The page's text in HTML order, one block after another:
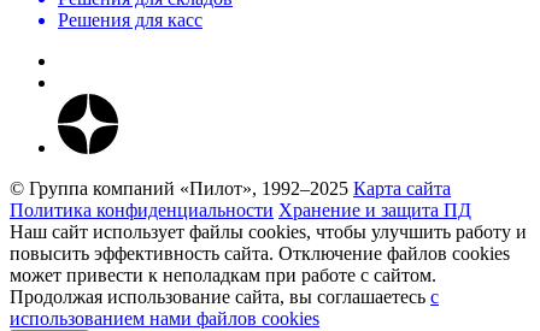
Решения для касс
© Группа компаний «Пилот», 1992–2025 Карта сайта
Политика конфиденциальности Хранение и защита ПД
Наш сайт использует файлы cookies, чтобы улучшить работу и
повысить эффективность сайта. Отключение файлов cookies
может привести к неполадкам при работе с сайтом.
Продолжая использование сайта, вы соглашаетесь c
использованием нами файлов cookies